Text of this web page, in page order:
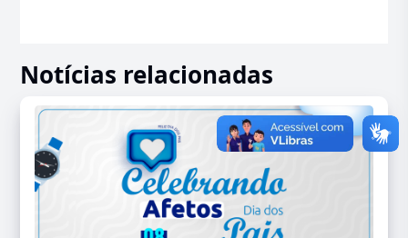
Notícias relacionadas